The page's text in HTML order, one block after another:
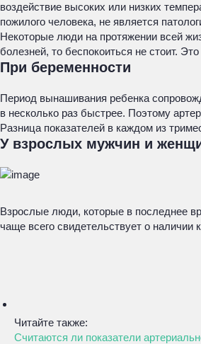
воздействие высоких или низких
пожилого человека, не является
Некоторые люди на протяжении всей
болезней, то беспокоиться не стоит.
При беременности
Период вынашивания ребенка
в несколько раз быстрее. Поэтому
Разница показателей в каждом из
У взрослых мужчин и
Взрослые люди, которые в последнее
чаще всего свидетельствует о наличии
Читайте также:
Считаются ли показатели